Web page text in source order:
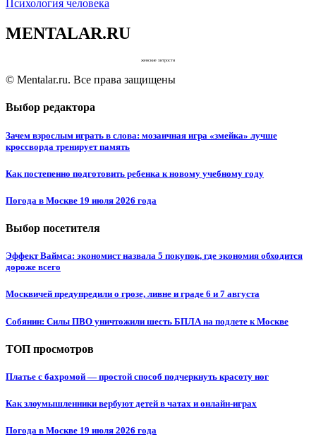
Психология человека
MENTALAR.RU
женские хитрости
© Mentalar.ru. Все права защищены
Выбор редактора
Зачем взрослым играть в слова: мозаичная игра «змейка» лучше
кроссворда тренирует память
Как постепенно подготовить ребенка к новому учебному году
Погода в Москве 19 июля 2026 года
Выбор посетителя
Эффект Ваймса: экономист назвала 5 покупок, где экономия обходится
дороже всего
Москвичей предупредили о грозе, ливне и граде 6 и 7 августа
Собянин: Силы ПВО уничтожили шесть БПЛА на подлете к Москве
ТОП просмотров
Платье с бахромой — простой способ подчеркнуть красоту ног
Как злоумышленники вербуют детей в чатах и онлайн-играх
Погода в Москве 19 июля 2026 года